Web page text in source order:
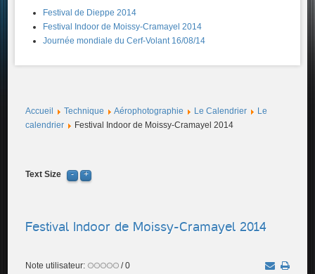
Festival de Dieppe 2014
Festival Indoor de Moissy-Cramayel 2014
Journée mondiale du Cerf-Volant 16/08/14
Accueil Technique Aérophotographie Le Calendrier
Le
calendrier
Festival Indoor de Moissy-Cramayel 2014
Text Size
Festival Indoor de Moissy-Cramayel 2014
Note utilisateur: / 0